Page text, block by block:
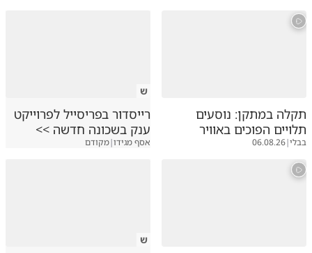
תקלה במתקן: נוסעים
תלויים הפוכים באוויר
בבלי|
06.08.26
ש
רייסדור בפריסייל לפרוייקט
ענק בשכונה חדשה >>
אסף מגידו|מקודם
ש